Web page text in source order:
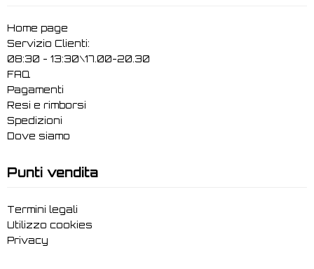
Home page
Servizio Clienti:
08:30 - 13:30\17.00-20.30
FAQ
Pagamenti
Resi e rimborsi
Spedizioni
Dove siamo
Punti vendita
Termini legali
Utilizzo cookies
Privacy